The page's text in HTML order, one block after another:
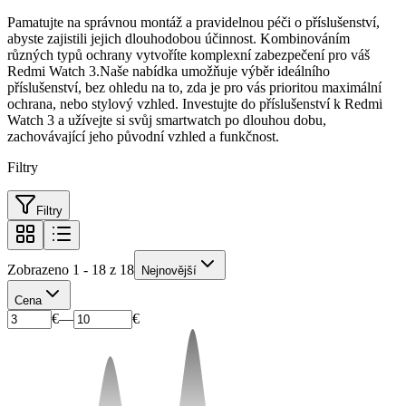
Pamatujte na správnou montáž a pravidelnou péči o příslušenství,
abyste zajistili jejich dlouhodobou účinnost. Kombinováním
různých typů ochrany vytvoříte komplexní zabezpečení pro váš
Redmi Watch 3.Naše nabídka umožňuje výběr ideálního
příslušenství, bez ohledu na to, zda je pro vás prioritou maximální
ochrana, nebo stylový vzhled. Investujte do příslušenství k Redmi
Watch 3 a užívejte si svůj smartwatch po dlouhou dobu,
zachovávající jeho původní vzhled a funkčnost.
Filtry
Filtry
Zobrazeno 1 - 18 z 18 Nejnovější
Cena
€— €